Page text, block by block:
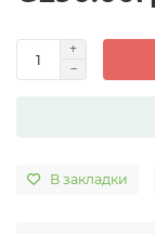
В закладки